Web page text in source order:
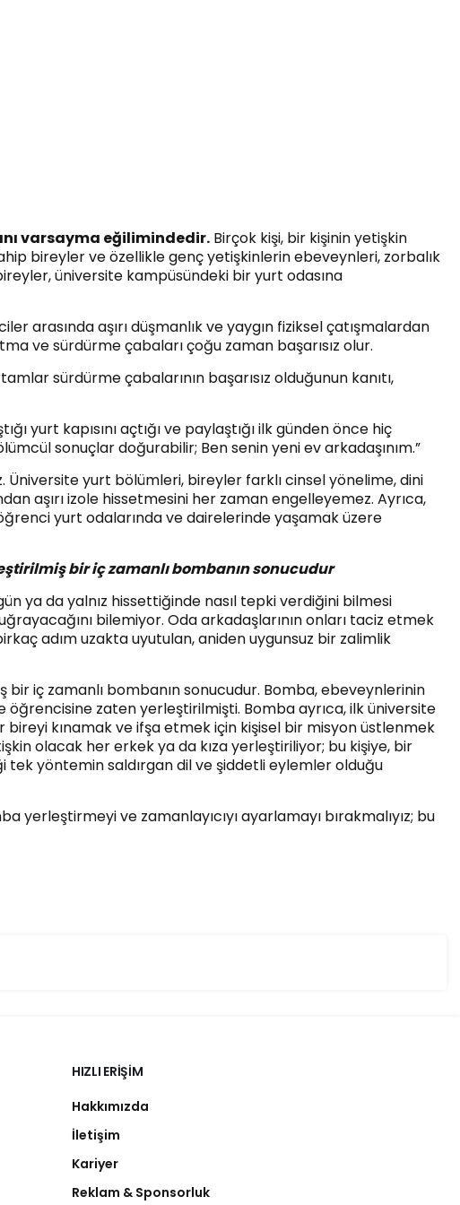
varsayma eğilimindedir. Birçok kişi, bir kişinin yetişkin
bireyler ve özellikle genç yetişkinlerin ebeveynleri, zorbalık
üniversite kampüsündeki bir yurt odasına
arasında aşırı düşmanlık ve yaygın fiziksel çatışmalardan
ve sürdürme çabaları çoğu zaman başarısız olur.
sürdürme çabalarının başarısız olduğunun kanıtı,
yurt kapısını açtığı ve paylaştığı ilk günden önce hiç
sonuçlar doğurabilir; Ben senin yeni ev arkadaşınım.”
Üniversite yurt bölümleri, bireyler farklı cinsel yönelime, dini
aşırı izole hissetmesini her zaman engelleyemez. Ayrıca,
yurt odalarında ve dairelerinde yaşamak üzere
bir iç zamanlı bombanın sonucudur
ya da yalnız hissettiğinde nasıl tepki verdiğini bilmesi
bilemiyor. Oda arkadaşlarının onları taciz etmek
adım uzakta uyutulan, aniden uygunsuz bir zalimlik
iç zamanlı bombanın sonucudur. Bomba, ebeveynlerinin
zaten yerleştirilmişti. Bomba ayrıca, ilk üniversite
kınamak ve ifşa etmek için kişisel bir misyon üstlenmek
olacak her erkek ya da kıza yerleştiriliyor; bu kişiye, bir
tek yöntemin saldırgan dil ve şiddetli eylemler olduğu
ve zamanlayıcıyı ayarlamayı bırakmalıyız; bu
HIZLI ERIŞIM
Hakkımızda
İletişim
Kariyer
Reklam & Sponsorluk